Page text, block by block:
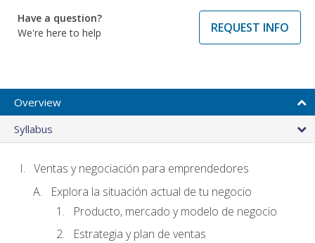
Have a question?
We're here to help
REQUEST INFO
Overview
Syllabus
Ventas y negociación para emprendedores
Explora la situación actual de tu negocio
Producto, mercado y modelo de negocio
Estrategia y plan de ventas